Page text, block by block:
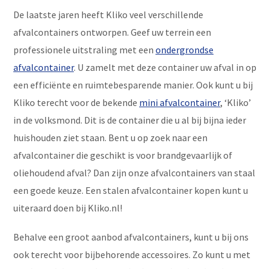
De laatste jaren heeft Kliko veel verschillende
afvalcontainers ontworpen. Geef uw terrein een
professionele uitstraling met een ondergrondse
afvalcontainer. U zamelt met deze container uw afval in op
een efficiënte en ruimtebesparende manier. Ook kunt u bij
Kliko terecht voor de bekende mini afvalcontainer, ‘Kliko’
in de volksmond. Dit is de container die u al bij bijna ieder
huishouden ziet staan. Bent u op zoek naar een
afvalcontainer die geschikt is voor brandgevaarlijk of
oliehoudend afval? Dan zijn onze afvalcontainers van staal
een goede keuze. Een stalen afvalcontainer kopen kunt u
uiteraard doen bij Kliko.nl!
Behalve een groot aanbod afvalcontainers, kunt u bij ons
ook terecht voor bijbehorende accessoires. Zo kunt u met